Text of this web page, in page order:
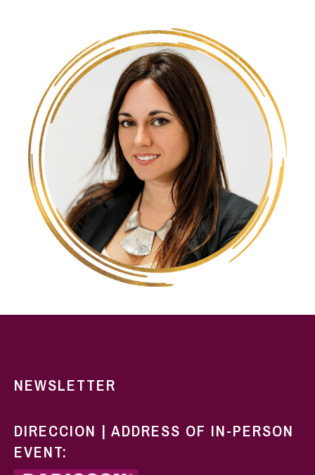
NEWSLETTER
DIRECCION | ADDRESS OF IN-PERSON
EVENT: